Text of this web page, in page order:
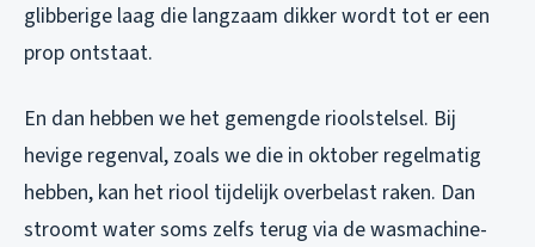
glibberige laag die langzaam dikker wordt tot er een
prop ontstaat.
En dan hebben we het gemengde rioolstelsel. Bij
hevige regenval, zoals we die in oktober regelmatig
hebben, kan het riool tijdelijk overbelast raken. Dan
stroomt water soms zelfs terug via de wasmachine-